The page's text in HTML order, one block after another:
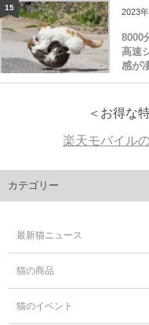
15 2023
8000
高速
感が
＜お得な
楽天モバイル
カテゴリー
最新猫ニュース
猫の商品
猫のイベント